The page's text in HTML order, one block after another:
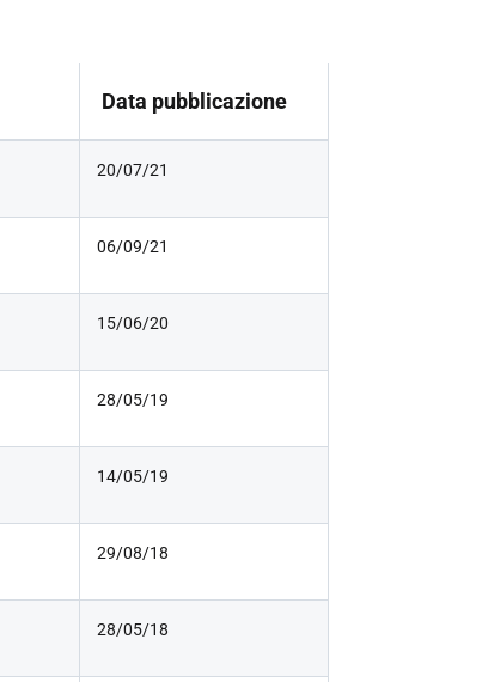
Data pubblicazione
20/07/21
06/09/21
15/06/20
28/05/19
14/05/19
29/08/18
28/05/18